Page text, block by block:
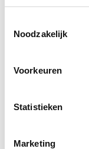
Noodzakelijk
Voorkeuren
Statistieken
Marketing
met hun
spanningen
Is